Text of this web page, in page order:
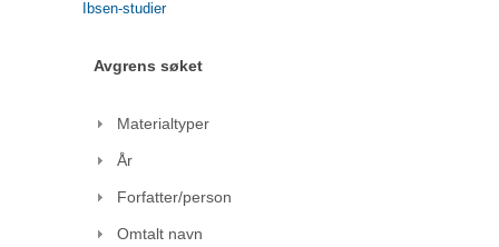
Ibsen-studier
Avgrens søket
Materialtyper
År
Forfatter/person
Omtalt navn